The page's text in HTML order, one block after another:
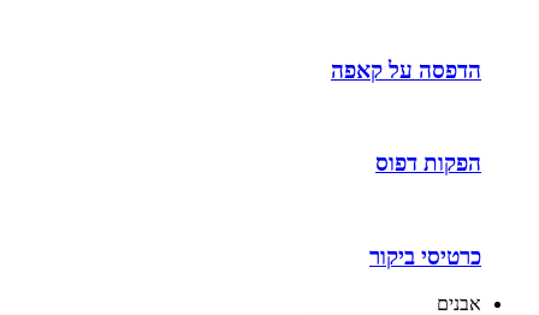
הדפסה על קאפה
הפקות דפוס
כרטיסי ביקור
אבנים